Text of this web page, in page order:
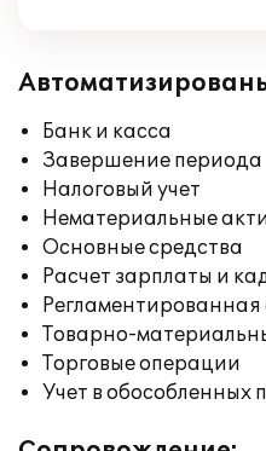
Банк и касса
Завершение периода
Налоговый учет
Нематериальные
Основные средства
Расчет зарплаты и
Регламентированная
Товарно-
Торговые операции
Учет в обособленных